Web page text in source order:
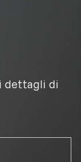
dettagli di